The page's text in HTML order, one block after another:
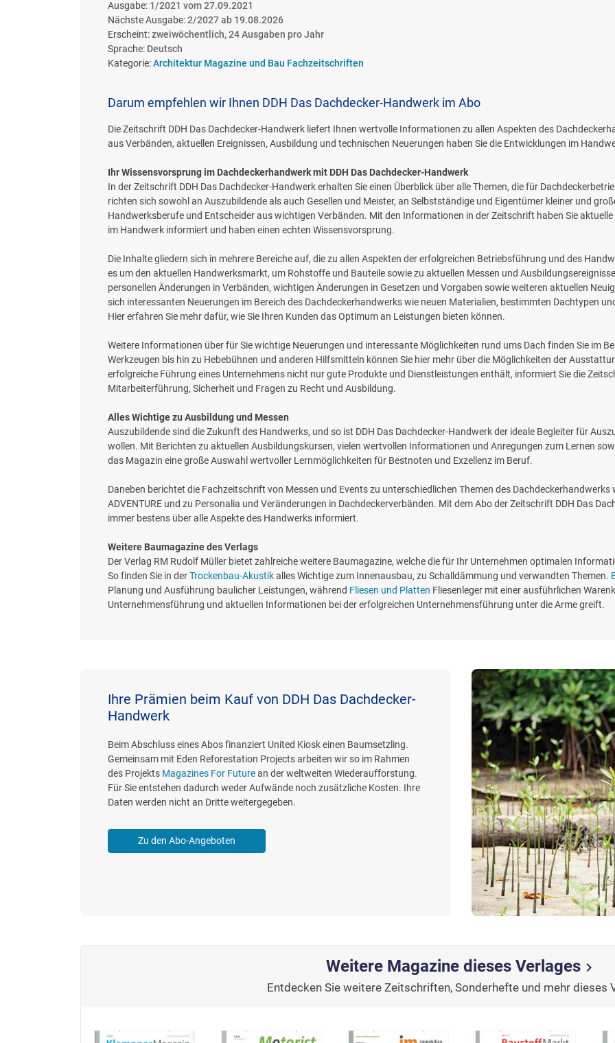
Ausgabe: 1/2021 vom 27.09.2021
Nächste Ausgabe:2/2027 ab 19.08.2026
Erscheint:zweiwöchentlich, 24 Ausgaben pro Jahr
Sprache: Deutsch
Kategorie:Architektur Magazine und Bau Fachzeitschriften
Darum empfehlen wir Ihnen DDH Das Dachdecker-Handwerk im Abo
Die Zeitschrift DDH Das Dachdecker-Handwerk liefert Ihnen wertvolle Informationen zu allen Aspekten des
aus Verbänden, aktuellen Ereignissen, Ausbildung und technischen Neuerungen haben Sie die Entwicklungen im
Ihr Wissensvorsprung im Dachdeckerhandwerk mit DDH Das Dachdecker-Handwerk
In der Zeitschrift DDH Das Dachdecker-Handwerk erhalten Sie einen Überblick über alle Themen, die für
richten sich sowohl an Auszubildende als auch Gesellen und Meister, an Selbstständige und Eigentümer kleiner und
Handwerksberufe und Entscheider aus wichtigen Verbänden. Mit den Informationen in der Zeitschrift haben Sie
im Handwerk informiert und haben einen echten Wissensvorsprung.
Die Inhalte gliedern sich in mehrere Bereiche auf, die zu allen Aspekten der erfolgreichen Betriebsführung und des
es um den aktuellen Handwerksmarkt, um Rohstoffe und Bauteile sowie zu aktuellen Messen und
personellen Änderungen in Verbänden, wichtigen Änderungen in Gesetzen und Vorgaben sowie weiteren aktuellen
sich interessanten Neuerungen im Bereich des Dachdeckerhandwerks wie neuen Materialien, bestimmten Dachtypen
Hier erfahren Sie mehr dafür, wie Sie Ihren Kunden das Optimum an Leistungen bieten können.
Weitere Informationen über für Sie wichtige Neuerungen und interessante Möglichkeiten rund ums Dach finden Sie im
Werkzeugen bis hin zu Hebebühnen und anderen Hilfsmitteln können Sie hier mehr über die Möglichkeiten der
erfolgreiche Führung eines Unternehmens nicht nur gute Produkte und Dienstleistungen enthält, informiert Sie die
Mitarbeiterführung, Sicherheit und Fragen zu Recht und Ausbildung.
Alles Wichtige zu Ausbildung und Messen
Auszubildende sind die Zukunft des Handwerks, und so ist DDH Das Dachdecker-Handwerk der ideale Begleiter für
wollen. Mit Berichten zu aktuellen Ausbildungskursen, vielen wertvollen Informationen und Anregungen zum Lernen
das Magazin eine große Auswahl wertvoller Lernmöglichkeiten für Bestnoten und Exzellenz im Beruf.
Daneben berichtet die Fachzeitschrift von Messen und Events zu unterschiedlichen Themen des Dachdeckerhandwerks
ADVENTURE und zu Personalia und Veränderungen in Dachdeckerverbänden. Mit dem Abo der Zeitschrift DDH Das
immer bestens über alle Aspekte des Handwerks informiert.
Weitere Baumagazine des Verlags
Der Verlag RM Rudolf Müller bietet zahlreiche weitere Baumagazine, welche die für Ihr Unternehmen optimalen
So finden Sie in derTrockenbau-Akustikalles Wichtige zum Innenausbau, zu Schalldämmung und verwandten Themen.
Planung und Ausführung baulicher Leistungen, während Fliesen und Platten Fliesenleger mit einer ausführlichen
Unternehmensführung und aktuellen Informationen bei der erfolgreichen Unternehmensführung unter die Arme greift.
Ihre Prämien beim Kauf von DDH Das Dachdecker-
Handwerk
Beim Abschluss eines Abos finanziert United Kiosk einen Baumsetzling.
Gemeinsam mit Eden Reforestation Projects arbeiten wir so im Rahmen
des Projekts Magazines For Futurean der weltweiten Wiederaufforstung.
Für Sie entstehen dadurch weder Aufwände noch zusätzliche Kosten. Ihre
Daten werden nicht an Dritte weitergegeben.
Zu den Abo-Angeboten
Weitere Magazine dieses Verlageschevron_right
Entdecken Sie weitere Zeitschriften, Sonderhefte und mehr dieses